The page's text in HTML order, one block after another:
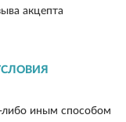
акцепта
либо иным способом